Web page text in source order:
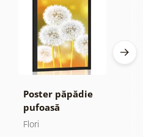
Poster păpădie
pufoasă
Flori